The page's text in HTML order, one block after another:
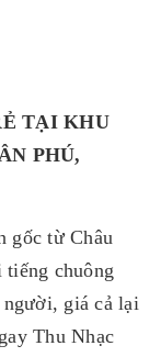
TẠI KHU
PHÚ,
gốc từ Châu
chuông
giá cả lại
Thu Nhạc